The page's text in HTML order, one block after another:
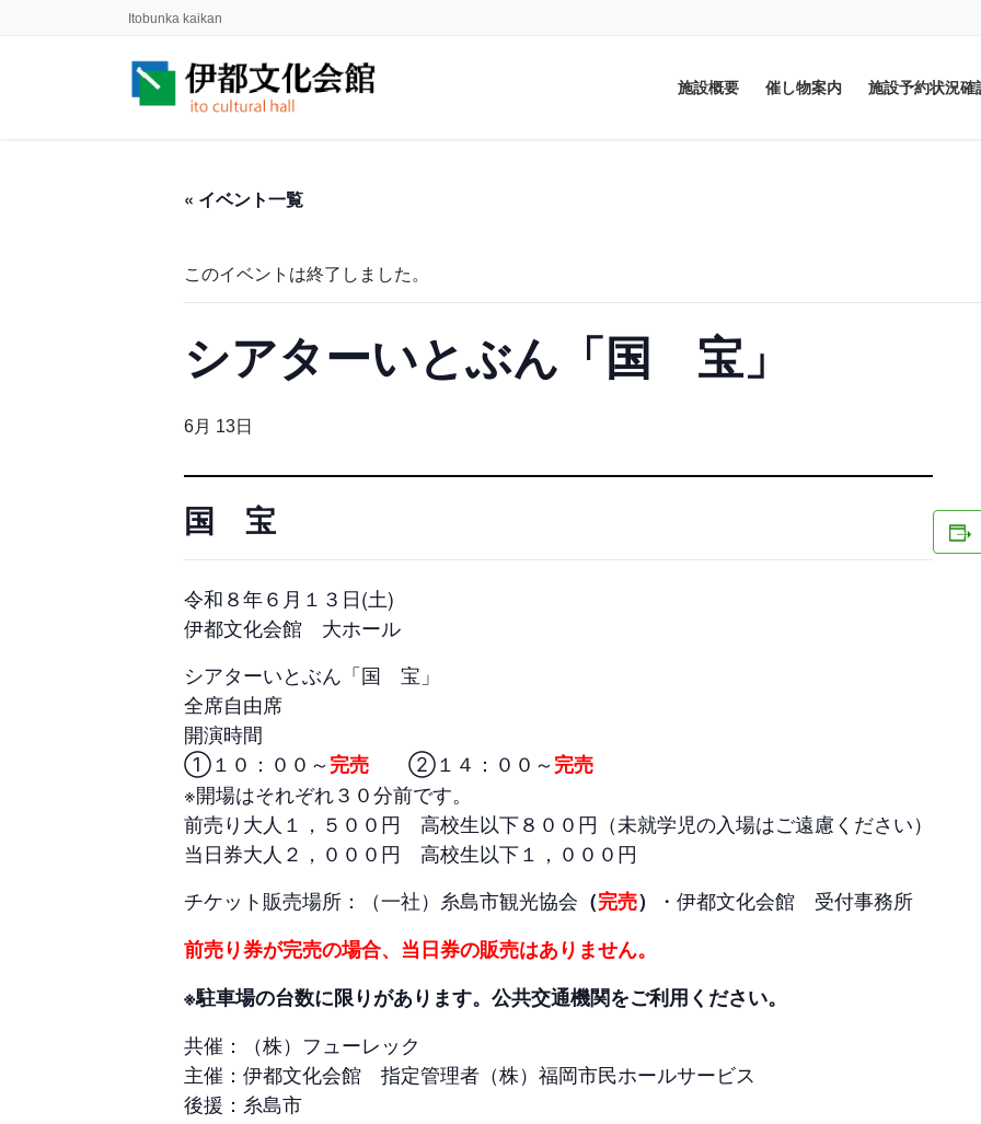
Itobunka kaikan
施設概要 催し物案内 施設予約状況確
« イベント一覧
このイベントは終了しました。
シアターいとぶん「国 宝」
6月 13日
国 宝
令和８年６月１３日(土)
伊都文化会館 大ホール
シアターいとぶん「国 宝」
全席自由席
開演時間
①１０：００～完売 ②１４：００～完売
※開場はそれぞれ３０分前です。
前売り大人１，５００円 高校生以下８００円（未就学児の入場はご遠慮ください）
当日券大人２，０００円 高校生以下１，０００円
チケット販売場所：（一社）糸島市観光協会 （完売）
・伊都文化会館 受付事務所
前売り券が完売の場合、当日券の販売はありません。
※駐車場の台数に限りがあります。公共交通機関をご利用ください。
共催：（株）フューレック
主催：伊都文化会館 指定管理者（株）福岡市民ホールサービス
後援：糸島市